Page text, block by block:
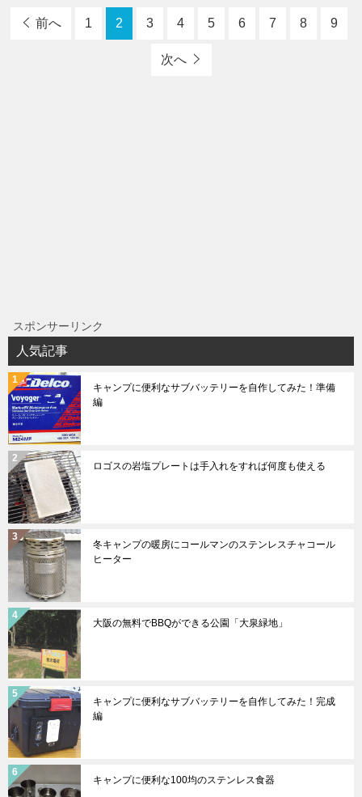
前へ 1 2 3 4 5 6 7 8 9
次へ
スポンサーリンク
人気記事
キャンプに便利なサブバッテリーを自作してみた！準備
編
ロゴスの岩塩プレートは手入れをすれば何度も使える
冬キャンプの暖房にコールマンのステンレスチャコール
ヒーター
大阪の無料でBBQができる公園「大泉緑地」
キャンプに便利なサブバッテリーを自作してみた！完成
編
キャンプに便利な100均のステンレス食器